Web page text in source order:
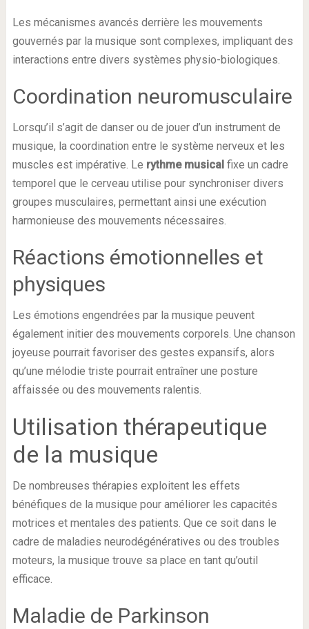
Les mécanismes avancés derrière les mouvements
gouvernés par la musique sont complexes, impliquant des
interactions entre divers systèmes physio-biologiques.
Coordination neuromusculaire
Lorsqu’il s’agit de danser ou de jouer d’un instrument de
musique, la coordination entre le système nerveux et les
muscles est impérative. Le rythme musicalfixe un cadre
temporel que le cerveau utilise pour synchroniser divers
groupes musculaires, permettant ainsi une exécution
harmonieuse des mouvements nécessaires.
Réactions émotionnelles et
physiques
Les émotions engendrées par la musique peuvent
également initier des mouvements corporels. Une chanson
joyeuse pourrait favoriser des gestes expansifs, alors
qu’une mélodie triste pourrait entraîner une posture
affaissée ou des mouvements ralentis.
Utilisation thérapeutique
de la musique
De nombreuses thérapies exploitent les effets
bénéfiques de la musique pour améliorer les capacités
motrices et mentales des patients. Que ce soit dans le
cadre de maladies neurodégénératives ou des troubles
moteurs, la musique trouve sa place en tant qu’outil
efficace.
Maladie de Parkinson